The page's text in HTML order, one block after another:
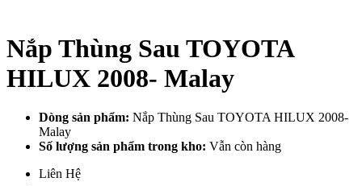
Nắp Thùng Sau TOYOTA
HILUX 2008- Malay
Dòng sản phẩm: Nắp Thùng Sau TOYOTA HILUX 2008-
Malay
Số lượng sản phẩm trong kho: Vẫn còn hàng
Liên Hệ